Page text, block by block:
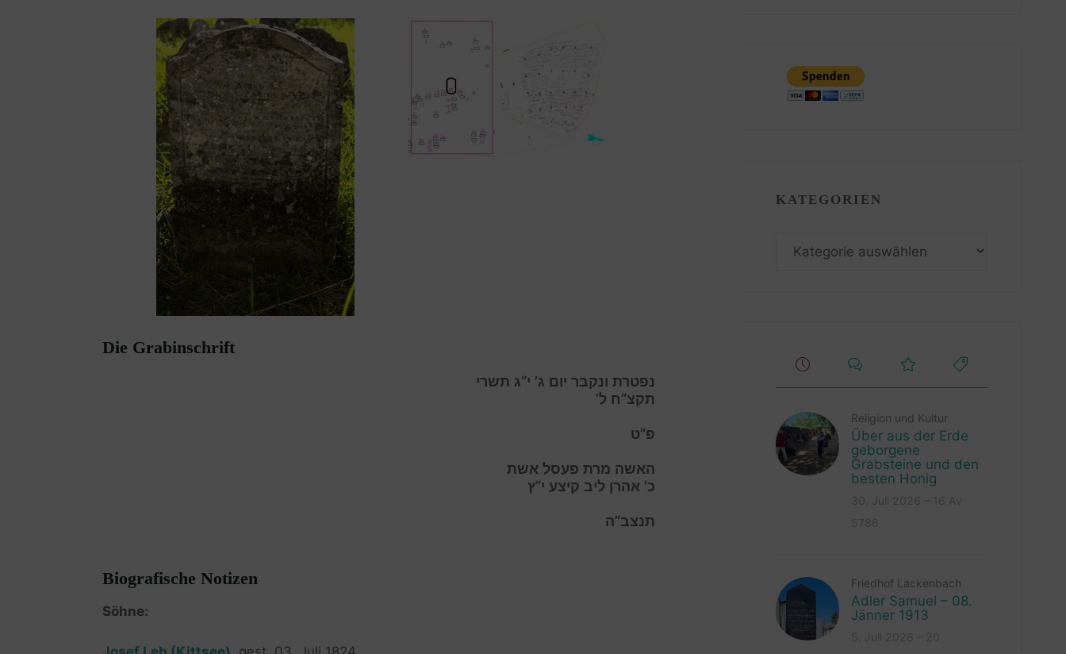
Die Grabinschrift
נפטרת ונקבר יום ג’ י”ג תשרי
תקצ”ח ל’
פ”ט
האשה מרת פעסל אשת
כ’ אהרן ליב קיצע י”ץ
תנצב”ה
Biografische Notizen
Söhne:
KATEGORIEN
Religion und Kultur
Über aus der Erde
geborgene
Grabsteine und den
besten Honig
Friedhof Lackenbach
Adler Samuel – 08.
Jänner 1913